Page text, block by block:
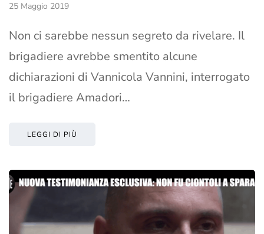
25 Maggio 2019
Non ci sarebbe nessun segreto da rivelare. Il
brigadiere avrebbe smentito alcune
dichiarazioni di Vannicola Vannini, interrogato
il brigadiere Amadori…
LEGGI DI PIÙ